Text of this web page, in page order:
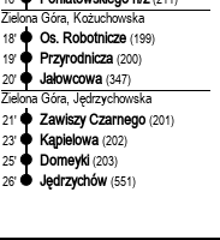
Zielona Góra, Kożuchowska
18' Os. Robotnicze (199)
19'
Przyrodnicza (200)
20'
Jałowcowa (347)
Zielona Góra, Jędrzychowska
21' Zawiszy Czarnego (201)
23'
Kąpielowa (202)
25'
Domeyki (203)
26'
Jędrzychów (551)